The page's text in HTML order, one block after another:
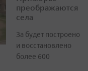
преображаются
села
За будет построено
и восстановлено
более 600